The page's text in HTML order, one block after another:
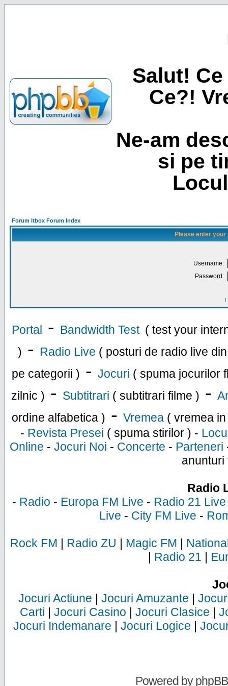
Salut!
Ce?!
Ne-am
si pe
Forum Itbox Forum Index
Please enter
Username:
Password:
I
Portal - Bandwidth Test ( test your
) - Radio Live ( posturi de radio live
pe categorii ) - Jocuri ( spuma jocurilor
zilnic ) - Subtitrari ( subtitrari filme ) -
ordine alfabetica ) - Vremea ( vremea
- Revista Presei ( spuma stirilor ) -
Online - Jocuri Noi - Concerte - Parteneri
anunturi
Radio
- Radio - Europa FM Live - Radio 21 Live
Live - City FM Live -
Rock FM | Radio ZU | Magic FM |
| Radio 21 |
Jocuri Actiune | Jocuri Amuzante |
Carti | Jocuri Casino | Jocuri Clasice |
Jocuri Indemanare | Jocuri Logice |
Powered byphpBB